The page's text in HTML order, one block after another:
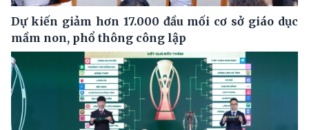
Dự kiến giảm hơn 17.000 đầu mối cơ sở giáo dục
mầm non, phổ thông công lập